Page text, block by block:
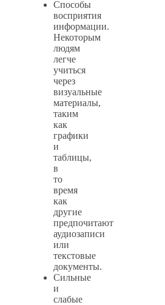
Способы
восприятия
информации.
Некоторым
людям
легче
учиться
через
визуальные
материалы,
таким
как
графики
и
таблицы,
в
то
время
как
другие
предпочитают
аудиозаписи
или
текстовые
документы.
Сильные
и
слабые